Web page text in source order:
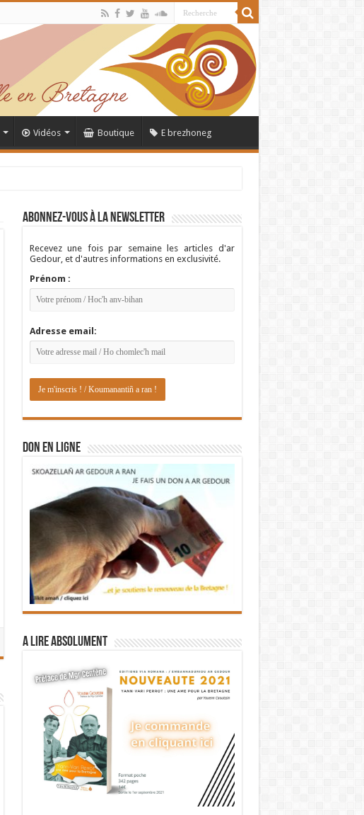
Vidéos Boutique E brezhoneg
Abonnez-vous à la newsletter
Recevez une fois par semaine les articles d'ar
Gedour, et d'autres informations en exclusivité.
Prénom :
Adresse email:
DON EN LIGNE
A lire absolument